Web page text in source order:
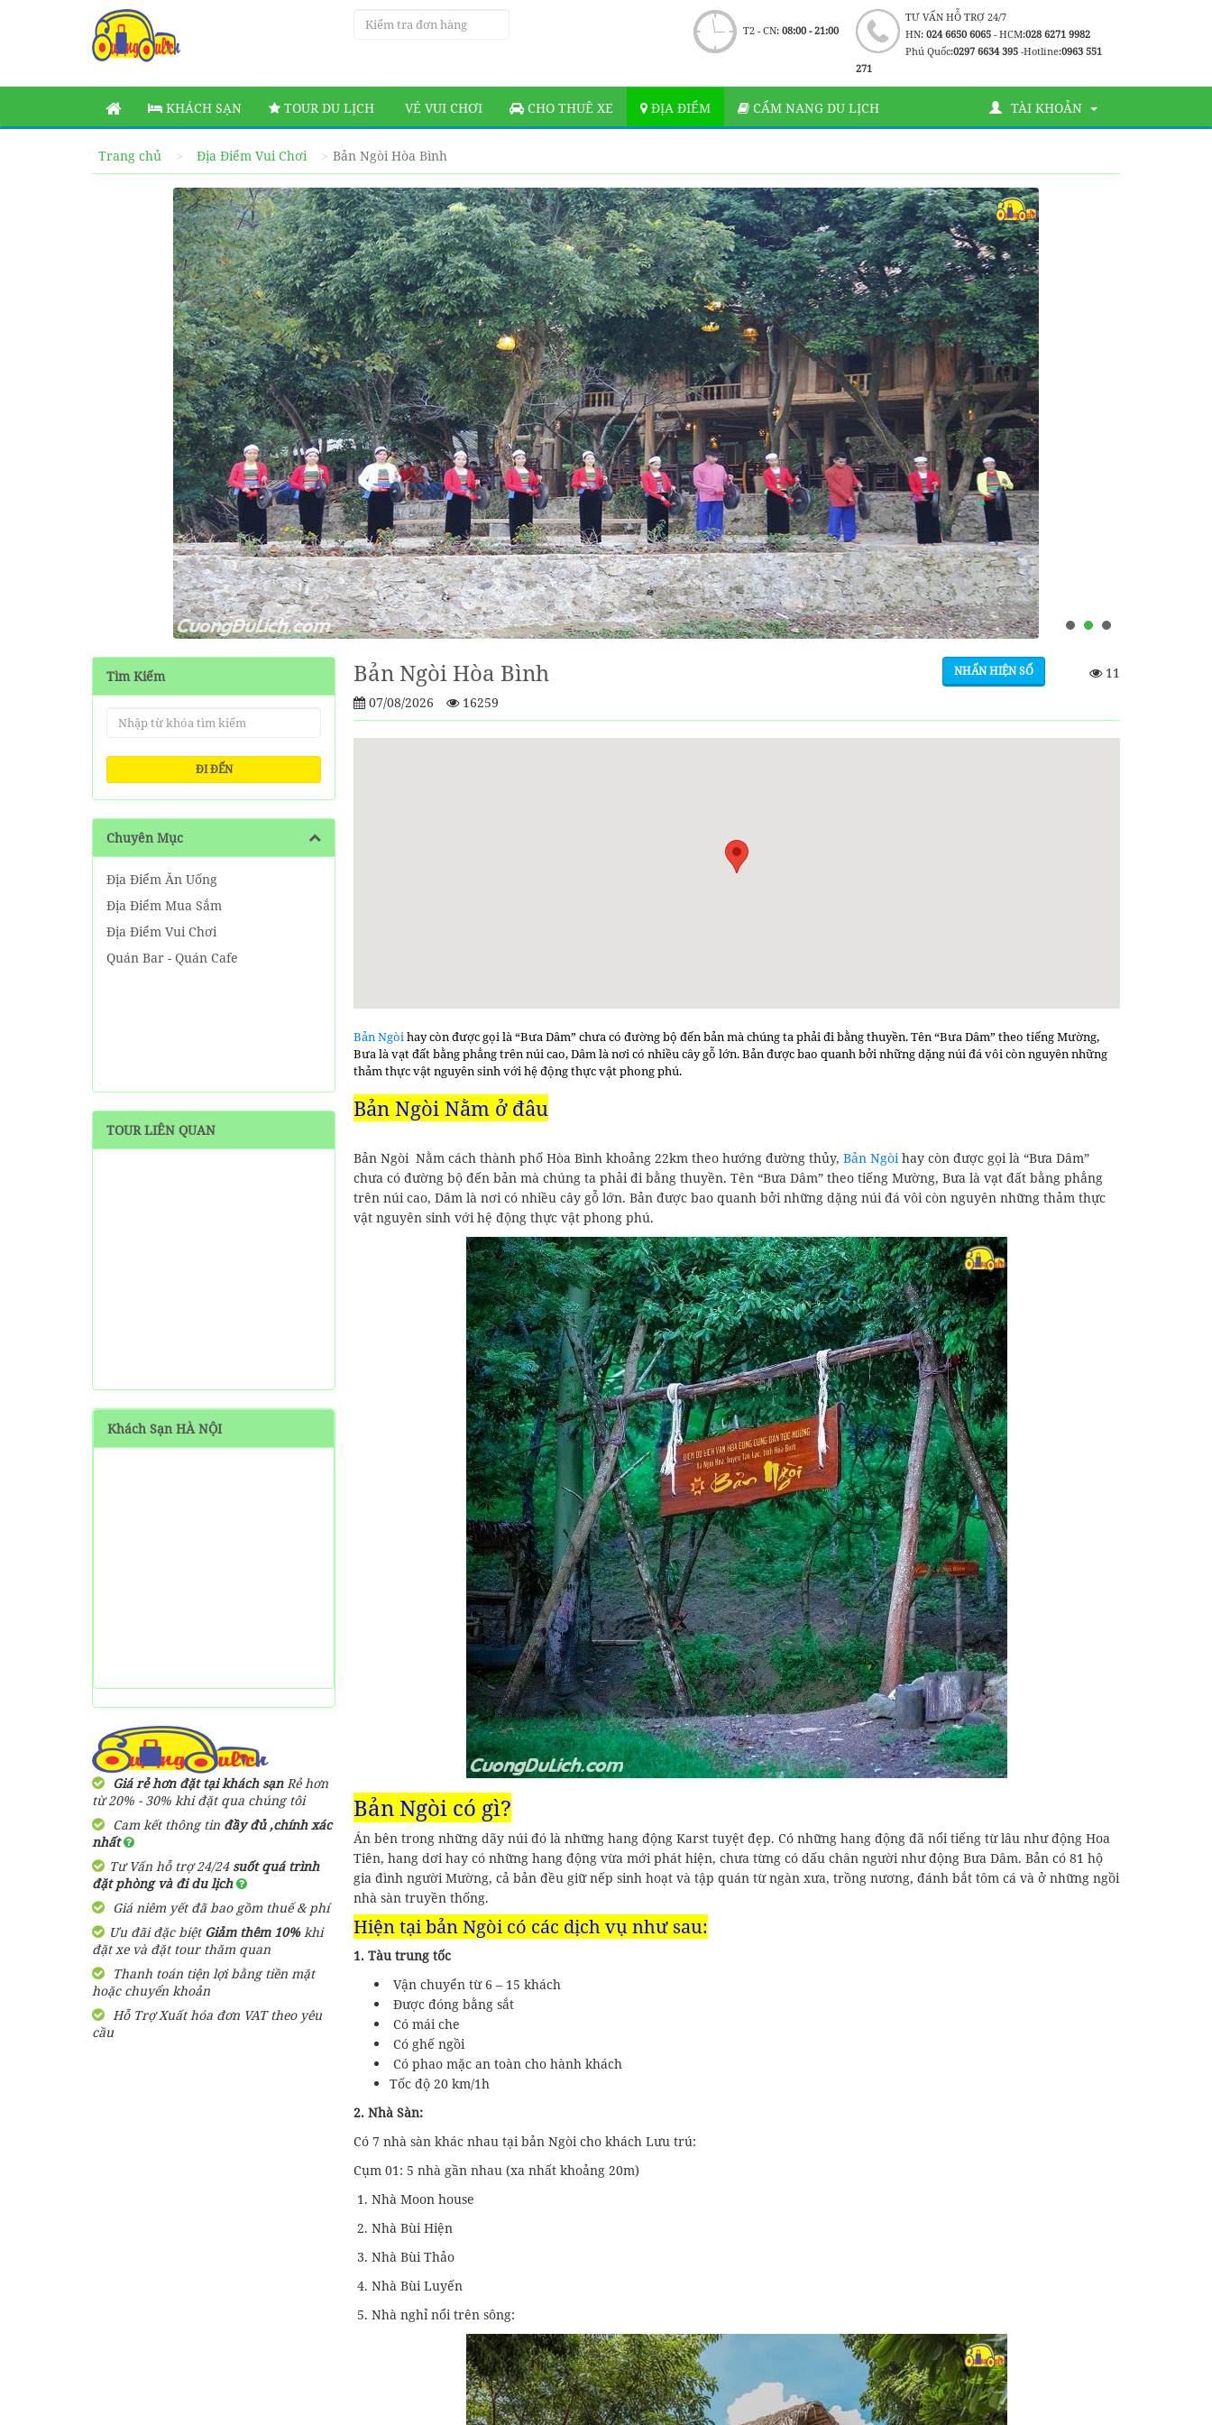
TƯ VẤN HỖ TRỢ 24/7
HN: 024 6650 6065- HCM:028 6271 9982
Phú Quốc:0297 6634 395 -Hotline:0963 551
271
T2 - CN: 08:00 - 21:00
KHÁCH SẠN TOUR DU LỊCH VÉ VUI CHƠI CHO THUÊ XE ĐỊA ĐIỂM CẨM NANG DU LỊCH TÀI KHOẢN
Trang chủ Địa Điểm Vui Chơi Bản Ngòi Hòa Bình
Tìm Kiếm
ĐI ĐẾN
Chuyên Mục
Địa Điểm Ăn Uống
Địa Điểm Mua Sắm
Địa Điểm Vui Chơi
Quán Bar - Quán Cafe
TOUR LIÊN QUAN
Khách Sạn HÀ NỘI
Giá rẻ hơn đặt tại khách sạnRẻ hơn
từ 20% - 30% khi đặt qua chúng tôi
Cam kết thông tin đầy đủ ,chính xác
nhất
Tư Vấn hỗ trợ 24/24 suốt quá trình
đặt phòng và đi du lịch
Giá niêm yết đã bao gồm thuế & phí
Ưu đãi đặc biệtGiảm thêm 10%khi
đặt xe và đặt tour thăm quan
Thanh toán tiện lợi bằng tiền mặt
hoặc chuyển khoản
Hỗ Trợ Xuất hóa đơn VAT theo yêu
cầu
Bản Ngòi Hòa Bình
07/08/2026 16259
NHẤN HIỆN SỐ 11
Bản Ngòihay còn được gọi là “Bưa Dâm” chưa có đường bộ đến bản mà chúng ta phải đi bằng thuyền. Tên “Bưa Dâm” theo tiếng Mường,
Bưa là vạt đất bằng phẳng trên núi cao, Dâm là nơi có nhiều cây gỗ lớn. Bản được bao quanh bởi những dặng núi đá vôi còn nguyên những
thảm thực vật nguyên sinh với hệ động thực vật phong phú.
Bản Ngòi Nằm ở đâu
Bản Ngòi Nằm cách thành phố Hòa Bình khoảng 22km theo hướng đường thủy, Bản Ngòihay còn được gọi là “Bưa Dâm”
chưa có đường bộ đến bản mà chúng ta phải đi bằng thuyền. Tên “Bưa Dâm” theo tiếng Mường, Bưa là vạt đất bằng phẳng
trên núi cao, Dâm là nơi có nhiều cây gỗ lớn. Bản được bao quanh bởi những dặng núi đá vôi còn nguyên những thảm thực
vật nguyên sinh với hệ động thực vật phong phú.
Bản Ngòi có gì?
Án bên trong những dãy núi đó là những hang động Karst tuyệt đẹp. Có những hang động đã nổi tiếng từ lâu như động Hoa
Tiên, hang dơi hay có những hang động vừa mới phát hiện, chưa từng có dấu chân người như động Bưa Dâm. Bản có 81 hộ
gia đình người Mường, cả bản đều giữ nếp sinh hoạt và tập quán từ ngàn xưa, trồng nương, đánh bắt tôm cá và ở những ngồi
nhà sàn truyền thống.
Hiện tại bản Ngòi có các dịch vụ như sau:
1. Tàu trung tốc
Vận chuyển từ 6 – 15 khách
Được đóng bằng sắt
Có mái che
Có ghế ngồi
Có phao mặc an toàn cho hành khách
Tốc độ 20 km/1h
2. Nhà Sàn:
Có 7 nhà sàn khác nhau tại bản Ngòi cho khách Lưu trú:
Cụm 01: 5 nhà gần nhau (xa nhất khoảng 20m)
1. Nhà Moon house
2. Nhà Bùi Hiện
3. Nhà Bùi Thảo
4. Nhà Bùi Luyến
5. Nhà nghỉ nổi trên sông: